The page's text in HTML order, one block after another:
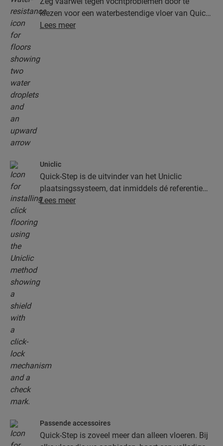
kiezen voor een waterbestendige vloer van Quick-
Step. Deze vloeren zien er niet alleen uitzonderlijk
gemakkelijker dan ooit verloopt!
Lees meer
Uniclic
Quick-Step is de uitvinder van het Uniclic
plaatsingssysteem, dat inmiddels dé referentie
onder de kliksystemen is. Gebruik het
Lees meer
Passende accessoires
Quick-Step is zoveel meer dan alleen vloeren. Bij